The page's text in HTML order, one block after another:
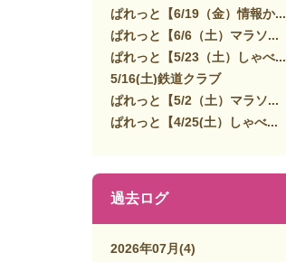
ぱれっと【6/19（金）情報か...
ぱれっと【6/6（土）マラソ...
ぱれっと【5/23（土）しゃべ...
5/16(土)鉄道クラブ
ぱれっと【5/2（土）マラソ...
ぱれっと【4/25(土）しゃべ...
過去ログ
2026年07月 (4)